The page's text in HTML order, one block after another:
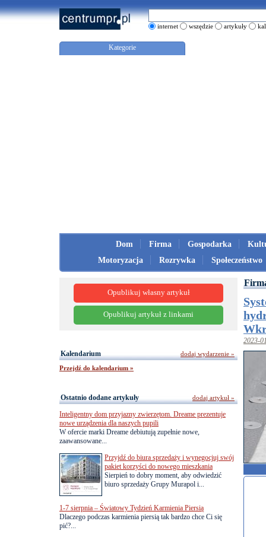
internet wszędzie artykuły
Kategorie
Dom Firma Gospodarka
Motoryzacja
Rozrywka Społeczeństwo
2023-
Opublikuj własny artykuł
Opublikuj artykuł z linkami
Kalendarium
Przejdź do kalendarium »
dodaj wydarzenie »
Ostatnio dodane artykuły
Inteligentny dom przyjazny zwierzętom. Dreame prezentuje
nowe urządzenia dla naszych pupili
W ofercie marki Dreame debiutują zupełnie nowe,
zaawansowane...
Przyjdź do biura sprzedaży i wynegocjuj swój
pakiet korzyści do nowego mieszkania
Sierpień to dobry moment, aby odwiedzić
biuro sprzedaży Grupy Murapol i...
1-7 sierpnia – Światowy Tydzień Karmienia Piersią
Dlaczego podczas karmienia piersią tak bardzo chce Ci się
pić?...
dodaj artykuł »